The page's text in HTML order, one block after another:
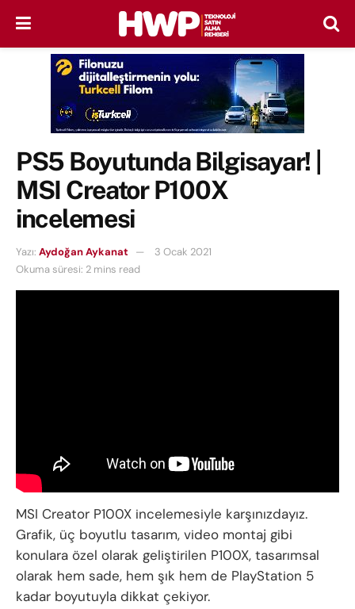
PS5 Boyutunda Bilgisayar! |
MSI Creator P100X
incelemesi
Yazı: Aydoğan Aykanat
3 Ocak 2021
Okuma süresi: 2 mins read
MSI Creator P100X incelemesiyle karşınızdayız.
Grafik, üç boyutlu tasarım, video montaj gibi
konulara özel olarak geliştirilen P100X, tasarımsal
olarak hem sade, hem şık hem de PlayStation 5
kadar boyutuyla dikkat çekiyor.